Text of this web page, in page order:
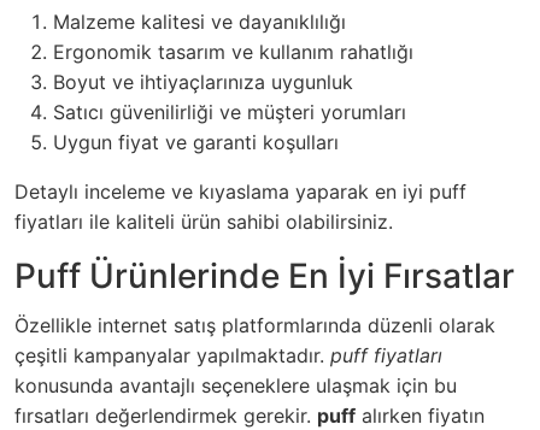
Malzeme kalitesi ve dayanıklılığı
Ergonomik tasarım ve kullanım rahatlığı
Boyut ve ihtiyaçlarınıza uygunluk
Satıcı güvenilirliği ve müşteri yorumları
Uygun fiyat ve garanti koşulları
Detaylı inceleme ve kıyaslama yaparak en iyi puff
fiyatları ile kaliteli ürün sahibi olabilirsiniz.
Puff Ürünlerinde En İyi Fırsatlar
Özellikle internet satış platformlarında düzenli olarak
çeşitli kampanyalar yapılmaktadır. puff fiyatları
konusunda avantajlı seçeneklere ulaşmak için bu
fırsatları değerlendirmek gerekir. puff alırken fiyatın